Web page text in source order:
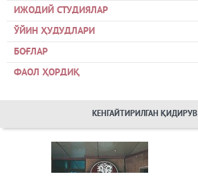
ИЖОДИЙ СТУДИЯЛАР
ЎЙИН ҲУДУДЛАРИ
БОҒЛАР
ФАОЛ ҲОРДИҚ
КЕНГАЙТИРИЛГАН ҚИДИРУВ